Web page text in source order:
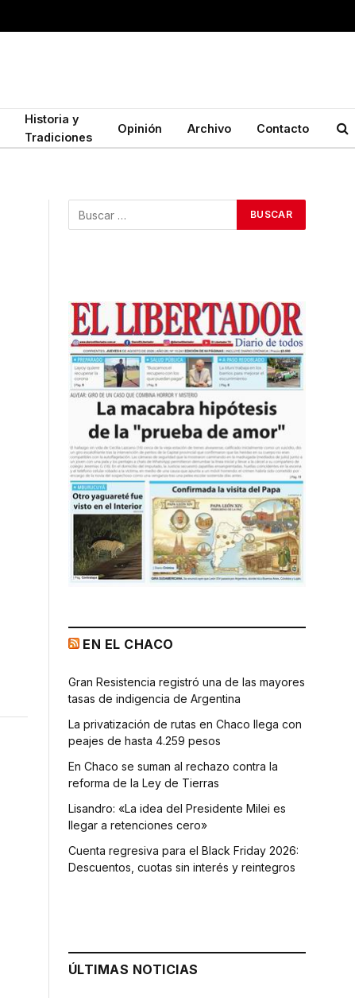
Historia y
Tradiciones
Opinión Archivo Contacto
EN EL CHACO
Gran Resistencia registró una de las mayores
tasas de indigencia de Argentina
La privatización de rutas en Chaco llega con
peajes de hasta 4.259 pesos
En Chaco se suman al rechazo contra la
reforma de la Ley de Tierras
Lisandro: «La idea del Presidente Milei es
llegar a retenciones cero»
Cuenta regresiva para el Black Friday 2026:
Descuentos, cuotas sin interés y reintegros
ÚLTIMAS NOTICIAS